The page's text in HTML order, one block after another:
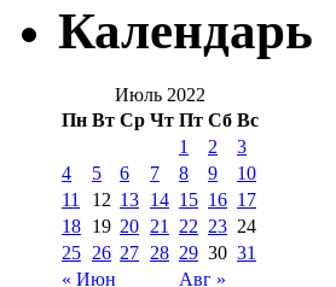
Календарь
Июль 2022
Пн Вт Ср Чт Пт Сб Вс
« Июн Авг »
1 2
3
4
5 6 7 8 9
10
11
12 13 14 15 16 17
18 19 20 21 22 23 24
25 26 27 28 29 30 31